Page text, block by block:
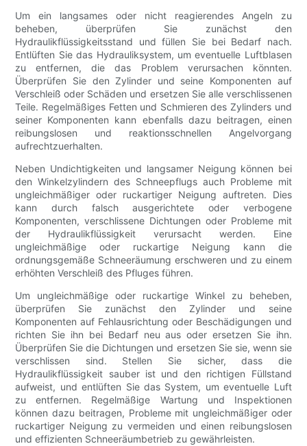
Um ein langsames oder nicht reagierendes Angeln zu
beheben, überprüfen Sie zunächst den
Hydraulikflüssigkeitsstand und füllen Sie bei Bedarf nach.
Entlüften Sie das Hydrauliksystem, um eventuelle Luftblasen
zu entfernen, die das Problem verursachen könnten.
Überprüfen Sie den Zylinder und seine Komponenten auf
Verschleiß oder Schäden und ersetzen Sie alle verschlissenen
Teile. Regelmäßiges Fetten und Schmieren des Zylinders und
seiner Komponenten kann ebenfalls dazu beitragen, einen
reibungslosen und reaktionsschnellen Angelvorgang
aufrechtzuerhalten.
Neben Undichtigkeiten und langsamer Neigung können bei
den Winkelzylindern des Schneepflugs auch Probleme mit
ungleichmäßiger oder ruckartiger Neigung auftreten. Dies
kann durch falsch ausgerichtete oder verbogene
Komponenten, verschlissene Dichtungen oder Probleme mit
der Hydraulikflüssigkeit verursacht werden. Eine
ungleichmäßige oder ruckartige Neigung kann die
ordnungsgemäße Schneeräumung erschweren und zu einem
erhöhten Verschleiß des Pfluges führen.
Um ungleichmäßige oder ruckartige Winkel zu beheben,
überprüfen Sie zunächst den Zylinder und seine
Komponenten auf Fehlausrichtung oder Beschädigungen und
richten Sie ihn bei Bedarf neu aus oder ersetzen Sie ihn.
Überprüfen Sie die Dichtungen und ersetzen Sie sie, wenn sie
verschlissen sind. Stellen Sie sicher, dass die
Hydraulikflüssigkeit sauber ist und den richtigen Füllstand
aufweist, und entlüften Sie das System, um eventuelle Luft
zu entfernen. Regelmäßige Wartung und Inspektionen
können dazu beitragen, Probleme mit ungleichmäßiger oder
ruckartiger Neigung zu vermeiden und einen reibungslosen
und effizienten Schneeräumbetrieb zu gewährleisten.